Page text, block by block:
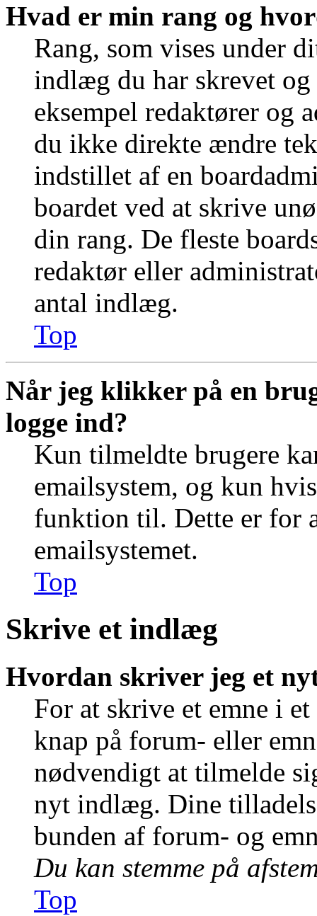
Hvad er min rang og
Rang, som vises under
indlæg du har skrevet
eksempel redaktører og
du ikke direkte ændre
indstillet af en
boardet ved at skrive
din rang. De fleste
redaktør eller
antal indlæg.
Top
Når jeg klikker på en
logge ind?
Kun tilmeldte brugere
emailsystem, og kun
funktion til. Dette er for
emailsystemet.
Top
Skrive et indlæg
Hvordan skriver jeg et
For at skrive et emne i
knap på forum- eller
nødvendigt at tilmelde
nyt indlæg. Dine
bunden af forum- og
Du kan stemme på
Top